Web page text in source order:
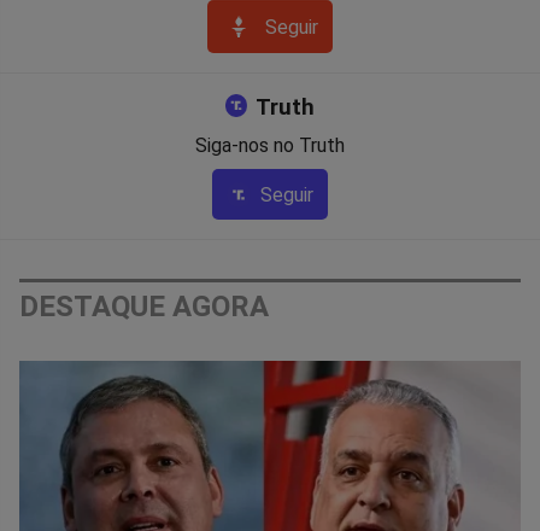
Seguir
Truth
Siga-nos no Truth
Seguir
DESTAQUE AGORA